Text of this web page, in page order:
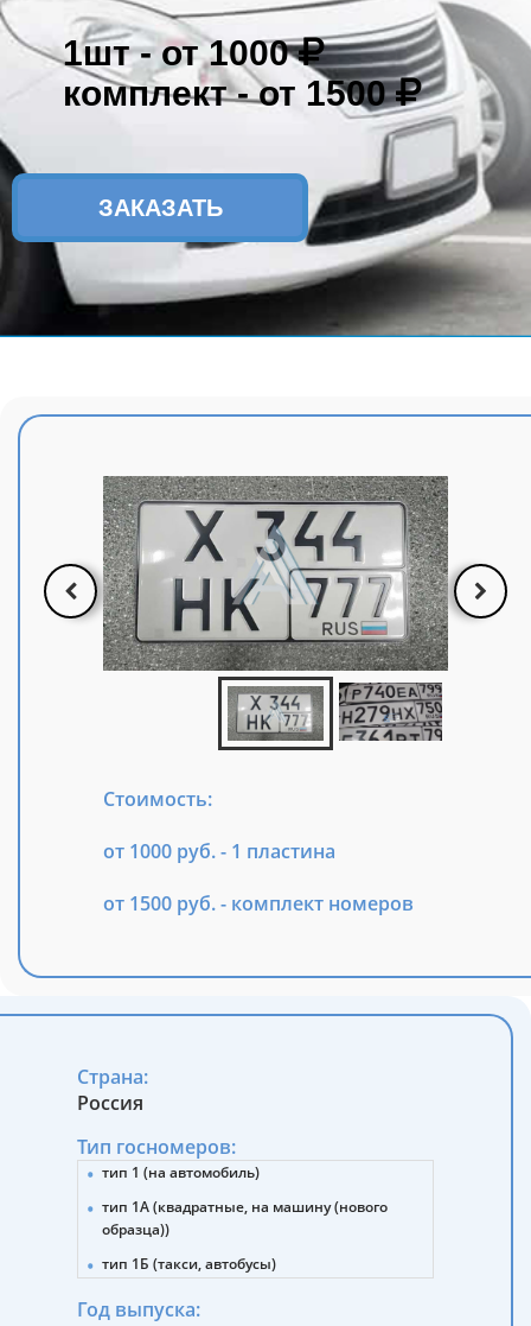
1шт -от 1000
комплект -от 1500
ЗАКАЗАТЬ
Стоимость:
от 1000 руб. - 1 пластина
от 1500 руб. - комплект номеров
Страна:
Россия
Тип госномеров:
тип 1 (на автомобиль)
тип 1А (квадратные, на машину (нового
образца))
тип 1Б (такси, автобусы)
Год выпуска: